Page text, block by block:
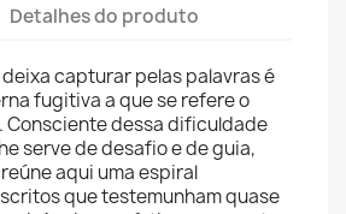
Detalhes do produto
deixa capturar pelas palavras é
fugitiva a que se refere o
Consciente dessa dificuldade
serve de desafio e de guia,
aqui uma espiral
que testemunham quase